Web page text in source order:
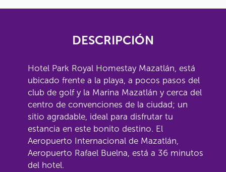
DESCRIPCIÓN
Hotel Park Royal Homestay Mazatlán, está
ubicado frente a la playa, a pocos pasos del
club de golf y la Marina Mazatlán y cerca del
centro de convenciones de la ciudad; un
sitio agradable, ideal para disfrutar tu
estancia en este bonito destino. El
Aeropuerto Internacional de Mazatlán,
Aeropuerto Rafael Buelna, está a 36 minutos
del hotel.